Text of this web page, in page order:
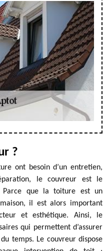
?
ont besoin d’un entretien,
le couvreur est le
Parce que la toiture est un
il est alors important
et esthétique. Ainsi, le
qui permettent d’assurer
temps. Le couvreur dispose